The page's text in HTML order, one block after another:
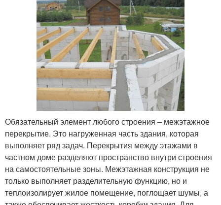
Обязательный элемент любого строения – межэтажное
перекрытие. Это нагруженная часть здания, которая
выполняет ряд задач. Перекрытия между этажами в
частном доме разделяют пространство внутри строения
на самостоятельные зоны. Межэтажная конструкция не
только выполняет разделительную функцию, но и
теплоизолирует жилое помещение, поглощает шумы, а